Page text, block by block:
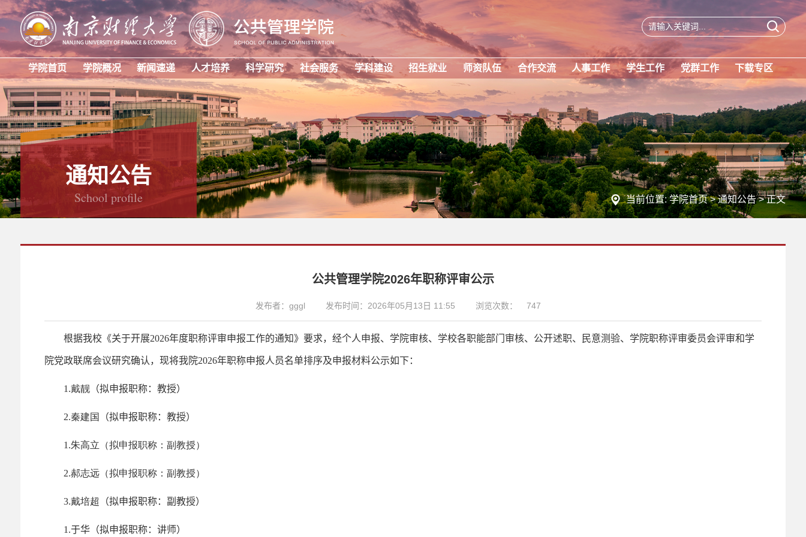
学院首页 学院概况 新闻速递 人才培养 科学研究 社会服务 学科建设 招生就业 师资队伍 合作交流 人事工作 学生工作 党群工作 下载专区
通知公告
School profile 当前位置:学院首页>通知公告> 正文
公共管理学院2026年职称评审公示
发布者：gggl 发布时间：2026年05月13日 11:55 浏览次数： 747
根据我校《关于开展2026年度职称评审申报工作的通知》要求，经个人申报、学院审核、学校各职能部门审核、公开述职、民意测验、学院职称评审委员会评审和学
院党政联席会议研究确认，现将我院2026年职称申报人 员名单排序及申报材料公示如下：
1.戴靓（拟申报职称：教授）
2.秦建国 （拟申报职称：教授）
1.朱高立 （拟申报职称：副教授）
2.郝志远（拟申报职称：副教授）
3.戴培超 （拟申报职称：副教授）
1.于华（拟申报职称：讲师）